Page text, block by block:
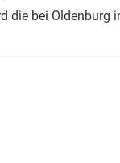
die bei Oldenburg